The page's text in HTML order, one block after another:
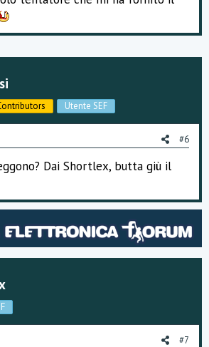
Utente SEF
#6
Dai Shortlex, butta giù il
#7